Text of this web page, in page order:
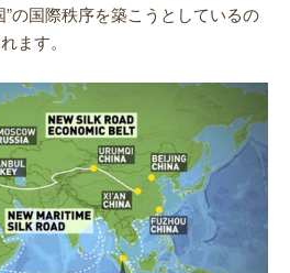
の国際秩序を築こうとしているの
ます。